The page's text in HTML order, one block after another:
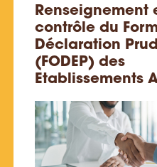
Renseignement
contrôle du
Déclaration
(FODEP) des
Etablissements